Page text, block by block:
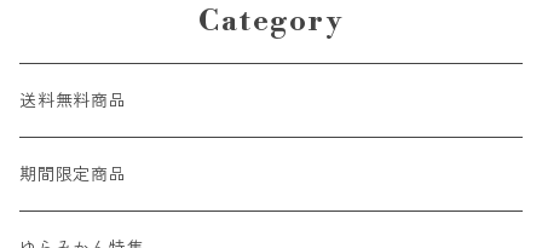
Category
送料無料商品
期間限定商品